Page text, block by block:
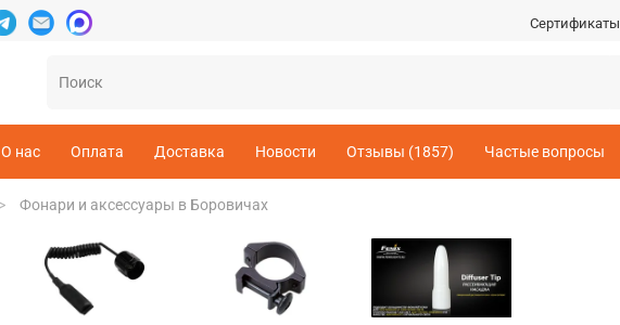
Сертификаты
О нас Оплата Доставка Новости Отзывы (1857) Частые вопросы
Фонари и аксессуары в Боровичах